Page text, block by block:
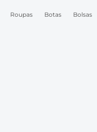
Roupas Botas Bolsas